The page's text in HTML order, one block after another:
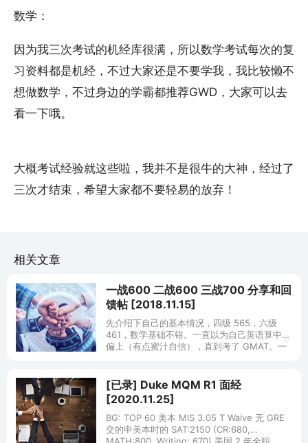
数学：
因为我三次考试的机经库很满，所以数学考试每次的复
习资料都是机经，不过大家还是不要学我，我比较懒不
想做数学，不过身边的学霸都推荐GWD，大家可以去
看一下哦。
大概考试经验就这些啦，我并不是很牛的大神，经过了
三次才结束，希望大家都不要轻易的放弃！
相关文章
一战600 二战600 三战700 分享和回
馈帖 [2018.11.15]
先介绍下自己的基本情况，四级 565，六级
461，数学基础不错。一直以为自己英语算中等
偏上（有点蜜汁自信），直到考了 GMAT。一
[已录] Duke MQM R1 面经
[2020.11.25]
BG: TOP 60 美本 MIS 3.05 T Waive 无 GRE
交的申美本时的 SAT:2150 (CR:680,